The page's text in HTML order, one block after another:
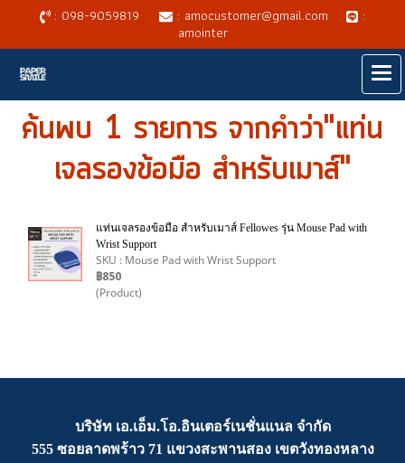
: 098-9059819 : amocustomer@gmail.com :
amointer
ค้นพบ 1 รายการ จากคำว่า"แท่น
เจลรองข้อมือ สำหรับเมาส์"
แท่นเจลรองข้อมือ สำหรับเมาส์ Fellowes รุ่น Mouse Pad with
Wrist Support
SKU : Mouse Pad with Wrist Support
฿850
(Product)
บริษัท เอ.เอ็ม.โอ.อินเตอร์เนชั่นแนล จำกัด
555 ซอยลาดพร้าว 71 แขวงสะพานสอง เขตวังทองหลาง